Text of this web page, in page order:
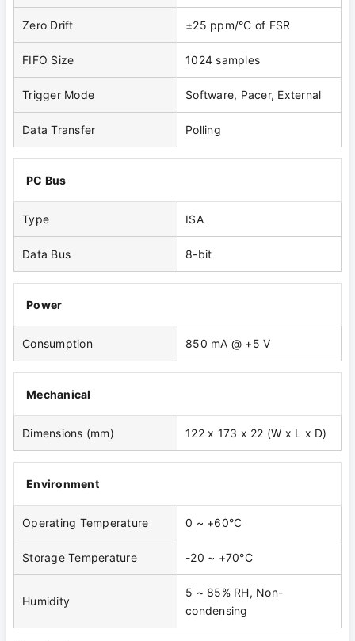
Zero Drift ±25 ppm/°C of FSR
FIFO Size 1024 samples
Trigger Mode Software, Pacer, External
Data Transfer Polling
PC Bus
Type ISA
Data Bus 8-bit
Power
Consumption 850 mA @ +5 V
Mechanical
Dimensions (mm) 122 x 173 x 22 (W x L x D)
Environment
Operating Temperature 0 ~ +60°C
Storage Temperature -20 ~ +70°C
Humidity
5 ~ 85% RH, Non-
condensing